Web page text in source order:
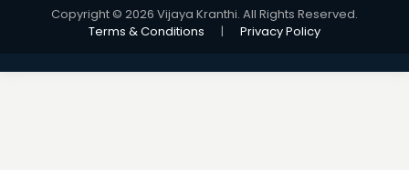
Copyright © 2026 Vijaya Kranthi. All Rights Reserved.
Terms & Conditions
| Privacy Policy